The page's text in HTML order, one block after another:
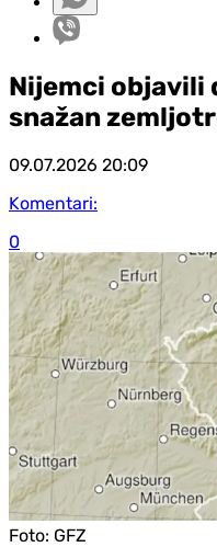
Nijemci objavili
snažan
09.07.2026 20:09
Komentari:
0
Foto: GFZ